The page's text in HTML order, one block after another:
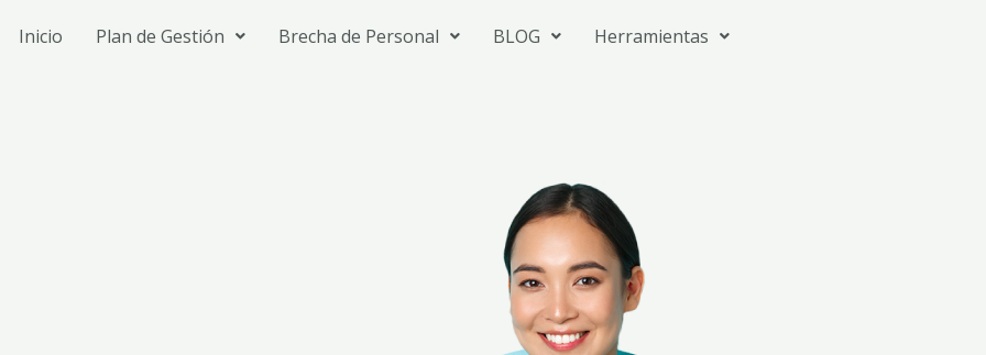
Inicio Plan de Gestión Brecha de Personal BLOG Herramientas